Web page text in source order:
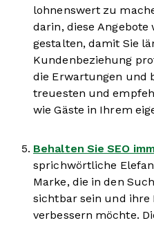
lohnenswert zu
darin, diese
gestalten, damit Sie
Kundenbeziehung
die Erwartungen und
treuesten und
wie Gäste in Ihrem
Behalten Sie SEO
sprichwörtliche
Marke, die in den
sichtbar sein und
verbessern möchte.